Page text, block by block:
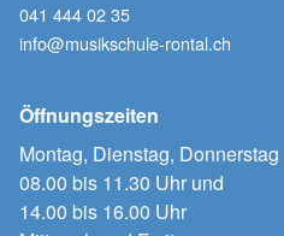
041 444 02 35
info@musikschule-rontal.ch
Öffnungszeiten
Montag, Dienstag, Donnerstag
08.00 bis 11.30 Uhr und
14.00 bis 16.00 Uhr